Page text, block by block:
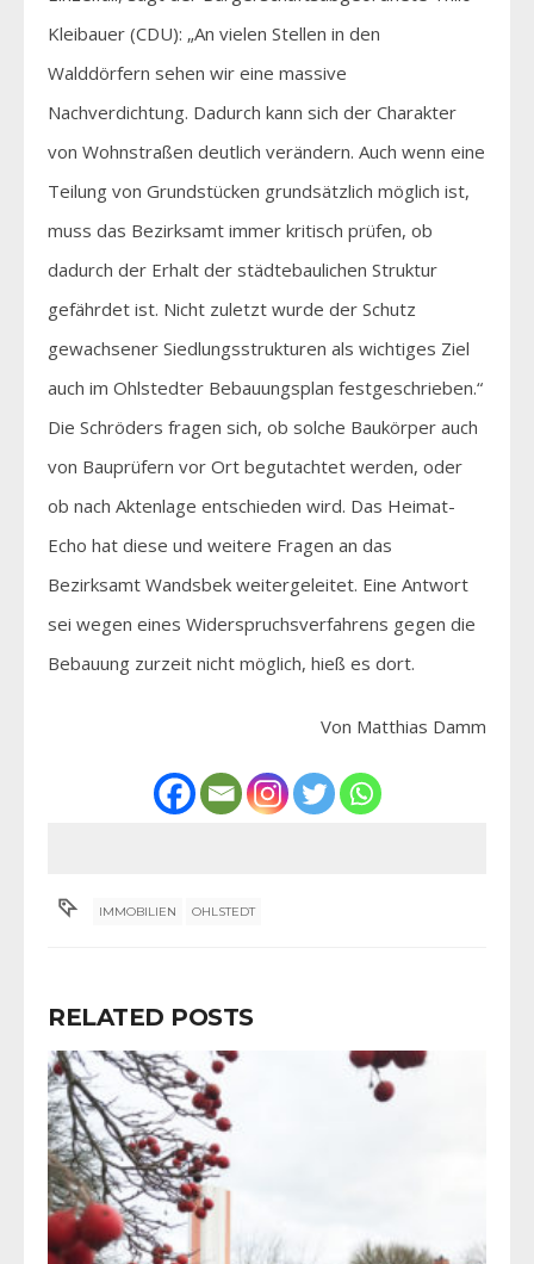
Kleibauer (CDU): „An vielen Stellen in den
Walddörfern sehen wir eine massive
Nachverdichtung. Dadurch kann sich der Charakter
von Wohnstraßen deutlich verändern. Auch wenn eine
Teilung von Grundstücken grundsätzlich möglich ist,
muss das Bezirksamt immer kritisch prüfen, ob
dadurch der Erhalt der städtebaulichen Struktur
gefährdet ist. Nicht zuletzt wurde der Schutz
gewachsener Siedlungsstrukturen als wichtiges Ziel
auch im Ohlstedter Bebauungsplan festgeschrieben.“
Die Schröders fragen sich, ob solche Baukörper auch
von Bauprüfern vor Ort begutachtet werden, oder
ob nach Aktenlage entschieden wird. Das Heimat-
Echo hat diese und weitere Fragen an das
Bezirksamt Wandsbek weitergeleitet. Eine Antwort
sei wegen eines Widerspruchsverfahrens gegen die
Bebauung zurzeit nicht möglich, hieß es dort.
Von Matthias Damm
IMMOBILIEN OHLSTEDT
RELATED POSTS